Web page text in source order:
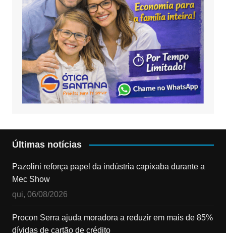
Últimas notícias
Pazolini reforça papel da indústria capixaba durante a
Mec Show
qui, 06/08/2026
Procon Serra ajuda moradora a reduzir em mais de 85%
dívidas de cartão de crédito